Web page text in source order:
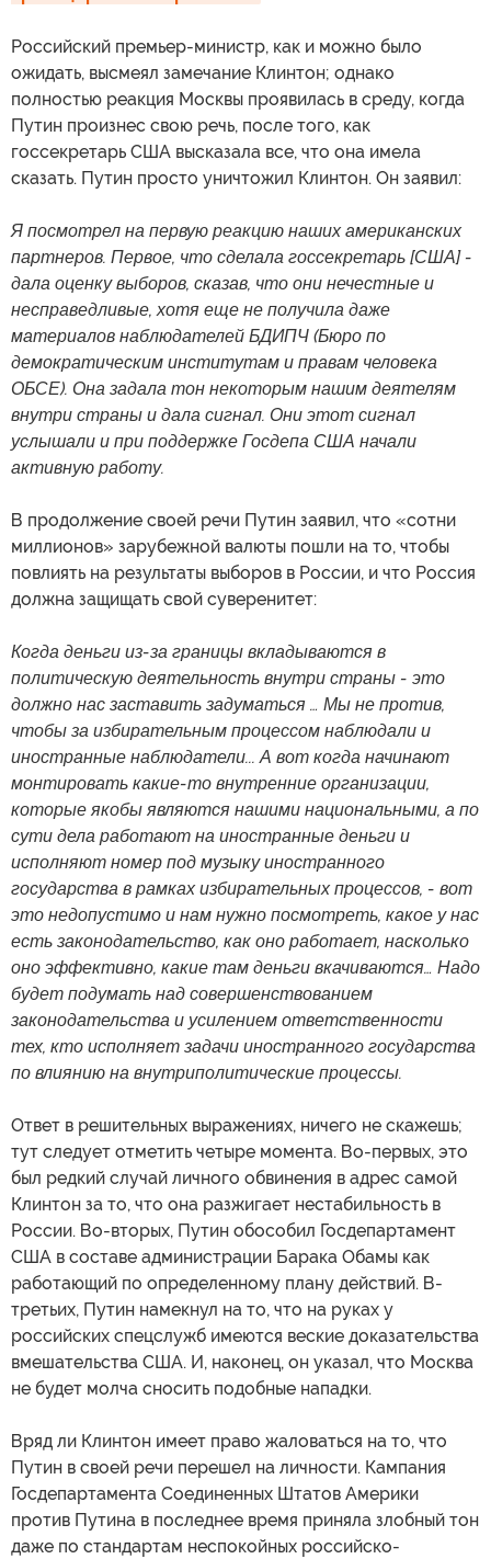
Российский премьер-министр, как и можно было
ожидать, высмеял замечание Клинтон; однако
полностью реакция Москвы проявилась в среду, когда
Путин произнес свою речь, после того, как
госсекретарь США высказала все, что она имела
сказать. Путин просто уничтожил Клинтон. Он заявил:
Я посмотрел на первую реакцию наших американских
партнеров. Первое, что сделала госсекретарь [США] -
дала оценку выборов, сказав, что они нечестные и
несправедливые, хотя еще не получила даже
материалов наблюдателей БДИПЧ (Бюро по
демократическим институтам и правам человека
ОБСЕ). Она задала тон некоторым нашим деятелям
внутри страны и дала сигнал. Они этот сигнал
услышали и при поддержке Госдепа США начали
активную работу.
В продолжение своей речи Путин заявил, что «сотни
миллионов» зарубежной валюты пошли на то, чтобы
повлиять на результаты выборов в России, и что Россия
должна защищать свой суверенитет:
Когда деньги из-за границы вкладываются в
политическую деятельность внутри страны - это
должно нас заставить задуматься … Мы не против,
чтобы за избирательным процессом наблюдали и
иностранные наблюдатели... А вот когда начинают
монтировать какие-то внутренние организации,
которые якобы являются нашими национальными, а по
сути дела работают на иностранные деньги и
исполняют номер под музыку иностранного
государства в рамках избирательных процессов, - вот
это недопустимо и нам нужно посмотреть, какое у нас
есть законодательство, как оно работает, насколько
оно эффективно, какие там деньги вкачиваются… Надо
будет подумать над совершенствованием
законодательства и усилением ответственности
тех, кто исполняет задачи иностранного государства
по влиянию на внутриполитические процессы.
Ответ в решительных выражениях, ничего не скажешь;
тут следует отметить четыре момента. Во-первых, это
был редкий случай личного обвинения в адрес самой
Клинтон за то, что она разжигает нестабильность в
России. Во-вторых, Путин обособил Госдепартамент
США в составе администрации Барака Обамы как
работающий по определенному плану действий. В-
третьих, Путин намекнул на то, что на руках у
российских спецслужб имеются веские доказательства
вмешательства США. И, наконец, он указал, что Москва
не будет молча сносить подобные нападки.
Вряд ли Клинтон имеет право жаловаться на то, что
Путин в своей речи перешел на личности. Кампания
Госдепартамента Соединенных Штатов Америки
против Путина в последнее время приняла злобный тон
даже по стандартам неспокойных российско-